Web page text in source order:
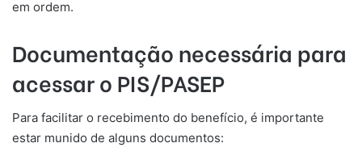
em ordem.
Documentação necessária para
acessar o PIS/PASEP
Para facilitar o recebimento do benefício, é importante
estar munido de alguns documentos: